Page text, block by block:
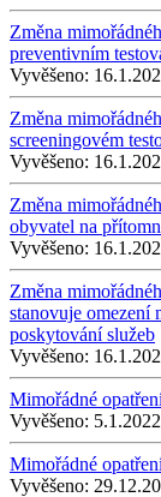
Změna
preventivním
Vyvěšeno:
Změna
screeningovém
Vyvěšeno:
Změna
obyvatel na
Vyvěšeno:
Změna
stanovuje omezení
poskytování služeb
Vyvěšeno:
Mimořádné
Vyvěšeno: 5.1.2022
Mimořádné
Vyvěšeno: